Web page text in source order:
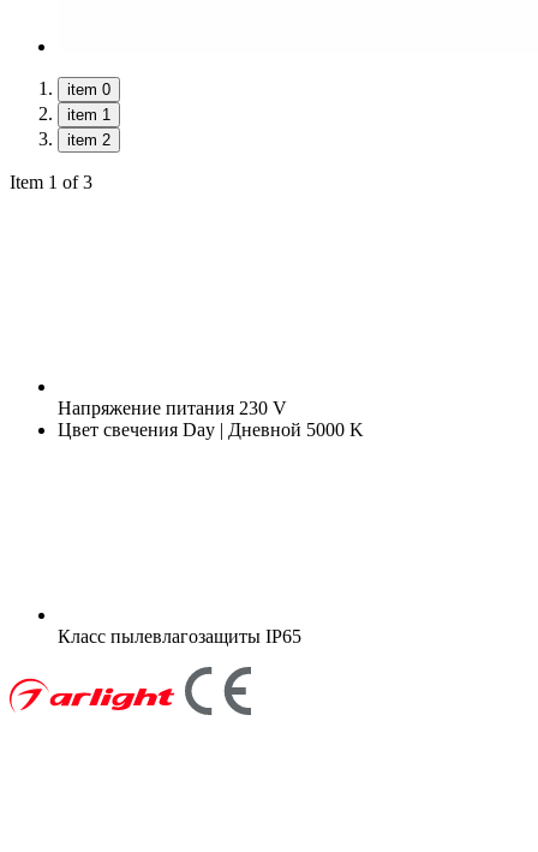
item 0
item 1
item 2
Item 1 of 3
Напряжение питания 230 V
Цвет свечения Day | Дневной 5000 K
Класс пылевлагозащиты IP65